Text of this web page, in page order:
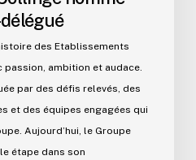
des Etablissements
passion, ambition et audace.
par des défis relevés, des
et des équipes engagées qui
Aujourd’hui, le Groupe
étape dans son